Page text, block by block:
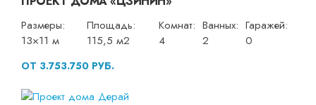
Размеры:
13×11 м
Площадь:
115,5 м2
Комнат:
4
Ванных:
2
Гаражей:
0
ОТ 3.753.750 РУБ.